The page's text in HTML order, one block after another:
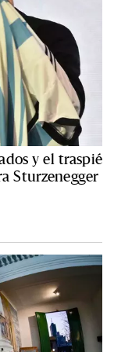
y el traspié
Sturzenegger